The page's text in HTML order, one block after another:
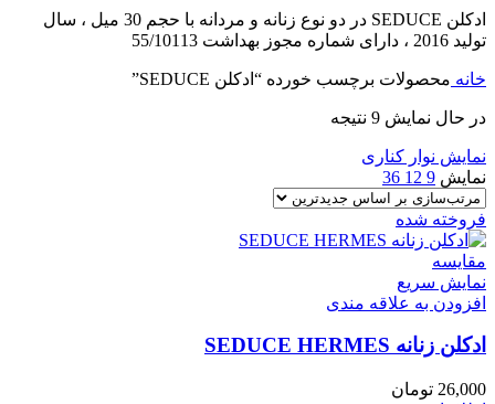
ادکلن SEDUCE در دو نوع زنانه و مردانه با حجم 30 میل ، سال
تولید 2016 ، دارای شماره مجوز بهداشت 55/10113
خانه محصولات برچسب خورده “ادکلن SEDUCE”
در حال نمایش 9 نتیجه
نمایش نوار کناری
نمایش 9
12
36
فروخته شده
مقايسه
نمایش سریع
افزودن به علاقه مندی
ادکلن زنانه SEDUCE HERMES
26,000 تومان